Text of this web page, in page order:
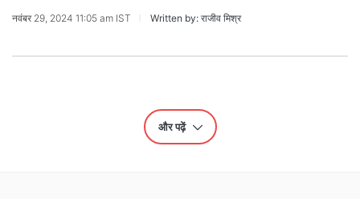
नवंबर 29, 2024 11:05 am IST Written by: राजीव मिश्र
और पढ़ें